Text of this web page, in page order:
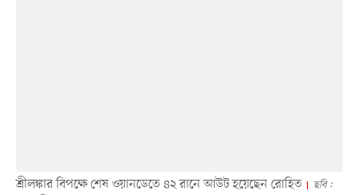
শ্রীলঙ্কার বিপক্ষে শেষ ওয়ানডেতে ৪২ রানে আউট হয়েছেন রোহিত
ছবি :